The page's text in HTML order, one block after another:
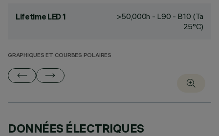
Lifetime LED 1
>50,000h - L90 - B10 (Ta
25°C)
GRAPHIQUES ET COURBES POLAIRES
DONNÉES ÉLECTRIQUES